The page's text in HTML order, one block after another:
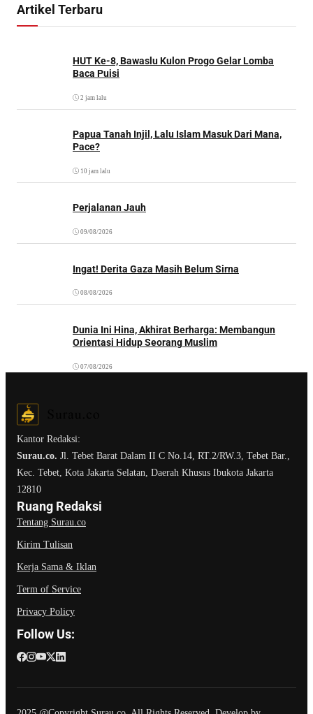
Artikel Terbaru
HUT Ke-8, Bawaslu Kulon Progo Gelar Lomba
Baca Puisi
2 jam lalu
Papua Tanah Injil, Lalu Islam Masuk Dari Mana,
Pace?
10 jam lalu
Perjalanan Jauh
09/08/2026
Ingat! Derita Gaza Masih Belum Sirna
08/08/2026
Dunia Ini Hina, Akhirat Berharga: Membangun
Orientasi Hidup Seorang Muslim
07/08/2026
Kantor Redaksi:
Surau.co. Jl. Tebet Barat Dalam II C No.14, RT.2/RW.3, Tebet Bar.,
Kec. Tebet, Kota Jakarta Selatan, Daerah Khusus Ibukota Jakarta
12810
Ruang Redaksi
Tentang Surau.co
Kirim Tulisan
Kerja Sama & Iklan
Term of Service
Privacy Policy
Follow Us: